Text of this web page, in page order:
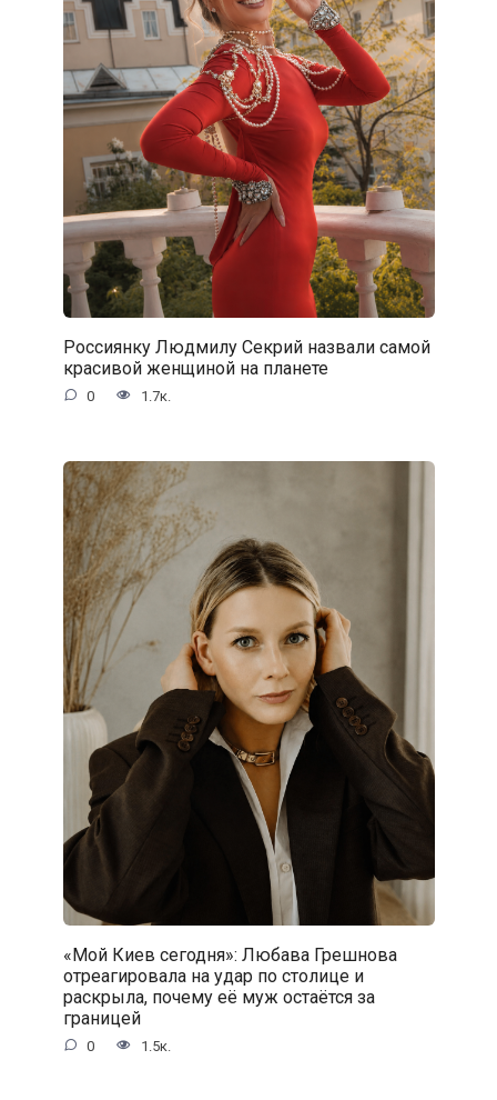
Россиянку Людмилу Секрий назвали самой
красивой женщиной на планете
0 1.7к.
«Мой Киев сегодня»: Любава Грешнова
отреагировала на удар по столице и
раскрыла, почему её муж остаётся за
границей
0 1.5к.